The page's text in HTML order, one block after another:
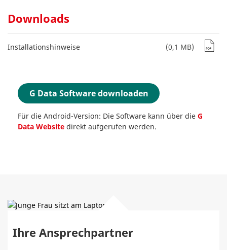
Downloads
Installationshinweise (0,1 MB)
G Data Software downloaden
Für die Android-Version: Die Software kann über die G
Data Website direkt aufgerufen werden.
Ihre Ansprechpartner